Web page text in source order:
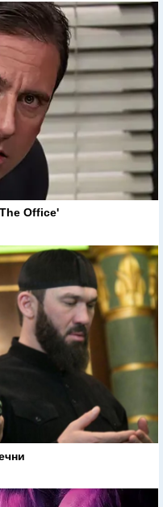
Office'